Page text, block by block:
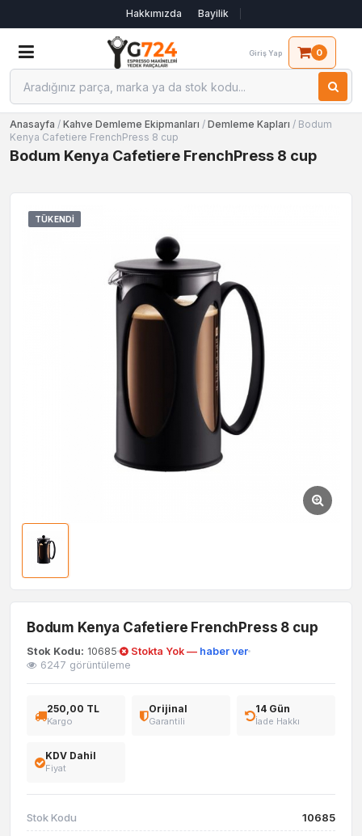
Hakkımızda Bayilik
Giriş Yap 0
Anasayfa / Kahve Demleme Ekipmanları / Demleme Kapları / Bodum
Kenya Cafetiere FrenchPress 8 cup
Bodum Kenya Cafetiere FrenchPress 8 cup
TÜKENDI
Bodum Kenya Cafetiere FrenchPress 8 cup
Stok Kodu: 10685 Stokta Yok — haber ver
6247 görüntüleme
250,00 TL
Kargo
Orijinal
Garantili
14 Gün
İade Hakkı
KDV Dahil
Fiyat
Stok Kodu 10685